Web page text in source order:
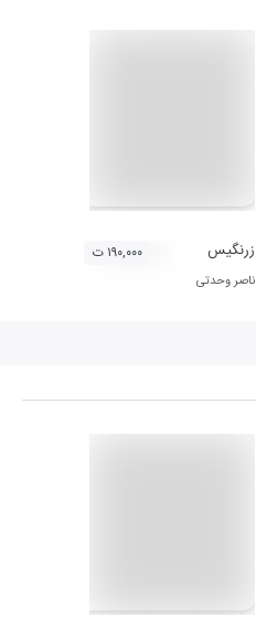
زرنگیس
ناصر وحدتی
۱۹۰,۰۰۰ ت